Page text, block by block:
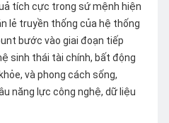
tích cực trong sứ mệnh hiện
lẻ truyền thống của hệ thống
bước vào giai đoạn tiếp
sinh thái tài chính, bất động
và phong cách sống,
năng lực công nghệ, dữ liệu